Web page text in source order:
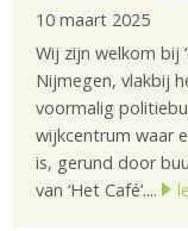
10 maart 2025
Wij zijn welkom bij
Nijmegen, vlakbij
voormalig
wijkcentrum waar
is, gerund door
van ‘Het Café’....